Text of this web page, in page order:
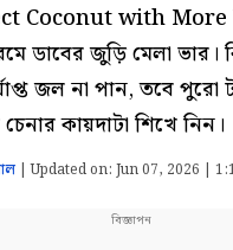
Coconut with More
ডাবের জুড়ি মেলা ভার।
জল না পান, তবে পুরো
কায়দাটা শিখে নিন।
|Updated on: Jun 07, 2026 |